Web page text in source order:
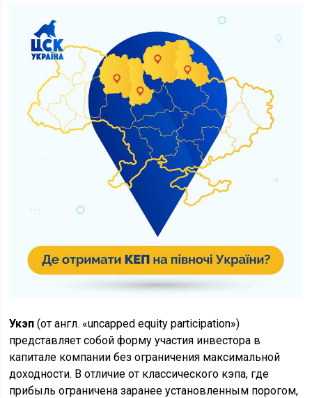
Укэп (от англ. «uncapped equity participation»)
представляет собой форму участия инвестора в
капитале компании без ограничения максимальной
доходности. В отличие от классического кэпа, где
прибыль ограничена заранее установленным порогом,